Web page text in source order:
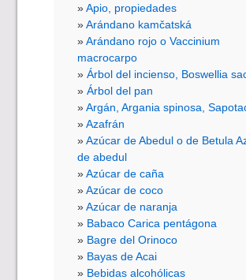
Apio, propiedades
Arándano kamčatská
Arándano rojo o Vaccinium
macrocarpo
Árbol del incienso, Boswellia
Árbol del pan
Argán, Argania spinosa,
Azafrán
Azúcar de Abedul o de Betula
de abedul
Azúcar de caña
Azúcar de coco
Azúcar de naranja
Babaco Carica pentágona
Bagre del Orinoco
Bayas de Acai
Bebidas alcohólicas